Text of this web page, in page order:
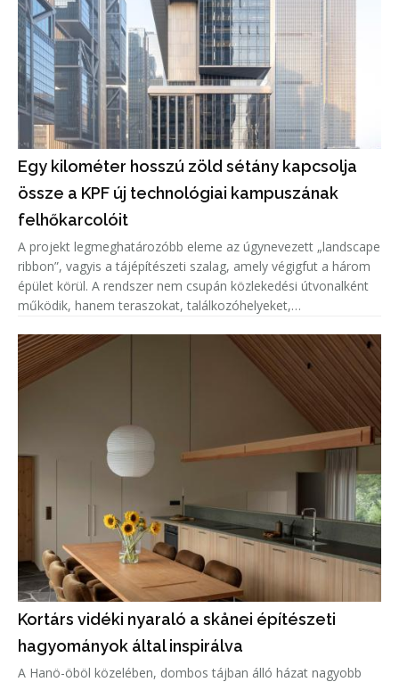
Egy kilométer hosszú zöld sétány kapcsolja
össze a KPF új technológiai kampuszának
felhőkarcolóit
A projekt legmeghatározóbb eleme az úgynevezett „landscape
ribbon”, vagyis a tájépítészeti szalag, amely végigfut a három
épület körül. A rendszer nem csupán közlekedési útvonalként
működik, hanem teraszokat, találkozóhelyeket,
között teljes és
Kortárs vidéki nyaraló a skånei építészeti
hagyományok által inspirálva
A Hanö-öböl közelében, dombos tájban álló házat nagyobb